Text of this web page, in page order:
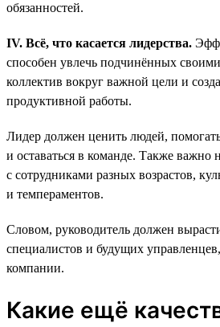
обязанностей.
IV. Всё, что касается лидерства.
способен увлечь подчинённых
коллектив вокруг важной цели и
продуктивной работы.
Лидер должен ценить людей,
и оставаться в команде. Также важно
с сотрудниками разных возрастов,
и темпераментов.
Словом, руководитель должен
специалистов и будущих
компании.
Какие ещё